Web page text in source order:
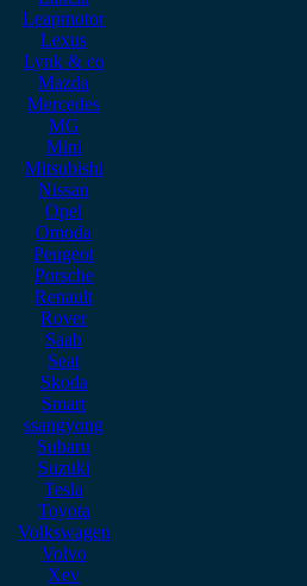
Leapmotor
Lexus
Lynk & co
Mazda
Mercedes
MG
Mini
Mitsubishi
Nissan
Opel
Omoda
Peugeot
Porsche
Renault
Rover
Saab
Seat
Skoda
Smart
ssangyong
Subaru
Suzuki
Tesla
Toyota
Volkswagen
Volvo
Xev